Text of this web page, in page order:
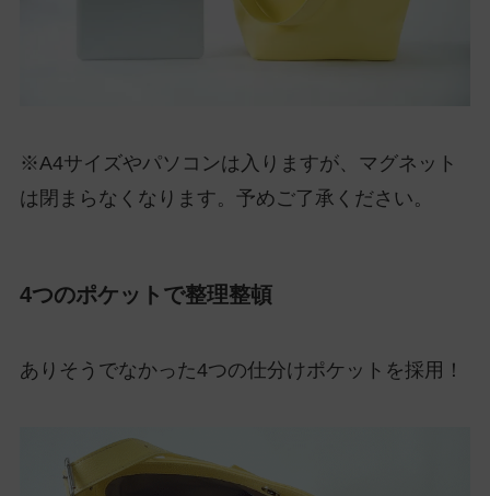
※A4サイズやパソコンは入りますが、マグネット
は閉まらなくなります。予めご了承ください。
4つのポケットで整理整頓
ありそうでなかった4つの仕分けポケットを採用！